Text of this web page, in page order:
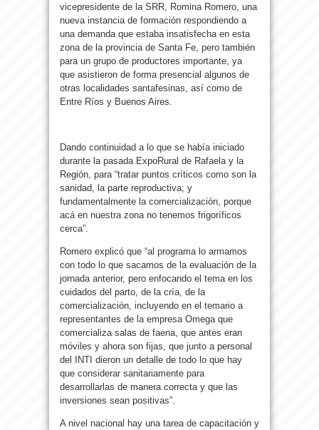
vicepresidente de la SRR, Romina Romero, una
nueva instancia de formación respondiendo a
una demanda que estaba insatisfecha en esta
zona de la provincia de Santa Fe, pero también
para un grupo de productores importante, ya
que asistieron de forma presencial algunos de
otras localidades santafesinas, así como de
Entre Ríos y Buenos Aires.
Dando continuidad a lo que se había iniciado
durante la pasada ExpoRural de Rafaela y la
Región, para “tratar puntos críticos como son la
sanidad, la parte reproductiva; y
fundamentalmente la comercialización, porque
acá en nuestra zona no tenemos frigoríficos
cerca”.
Romero explicó que “al programa lo armamos
con todo lo que sacamos de la evaluación de la
jornada anterior, pero enfocando el tema en los
cuidados del parto, de la cría, de la
comercialización, incluyendo en el temario a
representantes de la empresa Omega que
comercializa salas de faena, que antes eran
móviles y ahora son fijas, que junto a personal
del INTI dieron un detalle de todo lo que hay
que considerar sanitariamente para
desarrollarlas de manera correcta y que las
inversiones sean positivas”.
A nivel nacional hay una tarea de capacitación y